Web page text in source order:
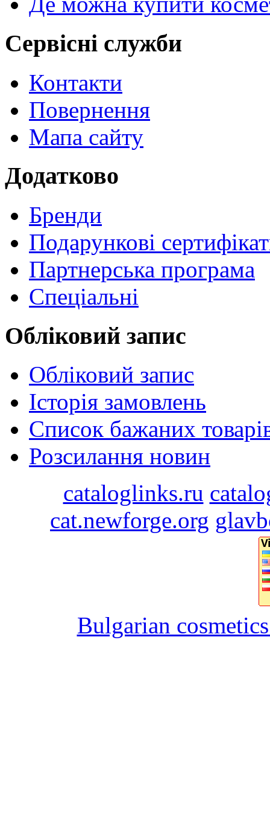
Сервісні служби
Контакти
Повернення
Мапа сайту
Додатково
Бренди
Подарункові
Партнерська програма
Спеціальні
Обліковий запис
Обліковий запис
Історія замовлень
Список бажаних
Розсилання новин
cataloglinks.ru
cat.newforge.org
Bulgarian